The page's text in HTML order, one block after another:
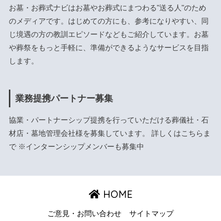
お墓・お葬式ナビはお墓やお葬式にまつわる"送る人"のため
のメディアです。はじめての方にも、参考になりやすい、同
じ境遇の方の教訓エピソードなどもご紹介しています。お墓
や葬祭をもっと手軽に、準備ができるようなサービスを目指
します。
業務提携パートナー募集
協業・パートナーシップ提携を行っていただける葬儀社・石
材店・墓地管理会社様を募集しています。 詳しくはこちら ま
で ※インターンシップメンバーも募集中
HOME
ご意見・お問い合わせ サイトマップ